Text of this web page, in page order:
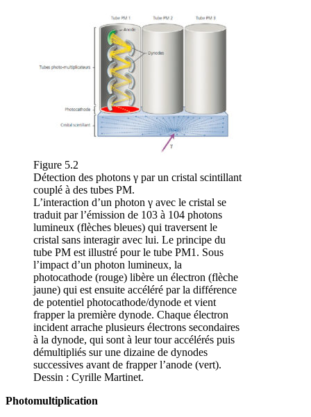
Figure 5.2
Détection des photons γ par un cristal scintillant
couplé à des tubes PM.
L’interaction d’un photon γ avec le cristal se
traduit par l’émission de 103 à 104 photons
lumineux (flèches bleues) qui traversent le
cristal sans interagir avec lui. Le principe du
tube PM est illustré pour le tube PM1. Sous
l’impact d’un photon lumineux, la
photocathode (rouge) libère un électron (flèche
jaune) qui est ensuite accéléré par la différence
de potentiel photocathode/dynode et vient
frapper la première dynode. Chaque électron
incident arrache plusieurs électrons secondaires
à la dynode, qui sont à leur tour accélérés puis
démultipliés sur une dizaine de dynodes
successives avant de frapper l’anode (vert).
Dessin : Cyrille Martinet.
Photomultiplication